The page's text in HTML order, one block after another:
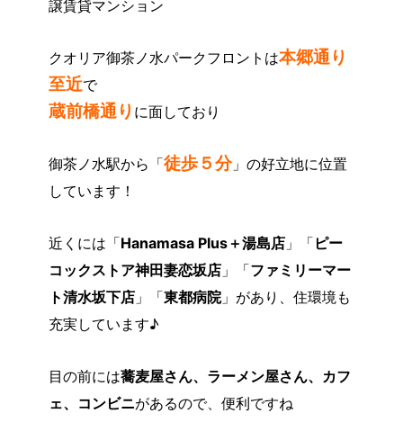
譲賃貸マンション
クオリア御茶ノ水パークフロントは本郷通り
至近で
蔵前橋通り に面しており
御茶ノ水駅から「徒歩５分」の好立地に位置
しています！
近くには「Hanamasa Plus＋湯島店」「 ピー
コックストア神田妻恋坂店」「ファミリーマー
ト清水坂下店」「東都病院」があり、住環境も
充実しています♪
目の前には蕎麦屋さん、ラーメン屋さん、カフ
ェ、コンビニがあるので、便利ですね